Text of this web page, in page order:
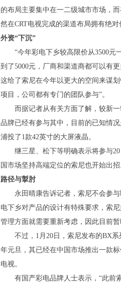
的布局主要集中在一二级城市市场，
然在CRT电视完成的渠道布局拥有绝对
外资“下沉”
“今年彩电下乡较高限价从3500元一
到了5000元，厂商和渠道商都可以有
这给了索尼在今年以更大的空间来谋
项目，公司都有专门的团队参与”。
而据记者从有关方面了解，较新一
品牌已经有参与其中，目前的已知情
浦投了1款42英寸的大屏液晶。
继三星、松下等明确表示将参与
国市场坚持高端定位的索尼也开始出招
路径与掣肘
永田晴康告诉记者，索尼不会参与
电下乡对产品的设计有特殊要求，索
管理方面就需要重新考虑，因此目前
不过，1月20日，索尼发布的BX系
年元旦，其已经在中国市场推出一款
电视。
有国产彩电品牌人士表示，“此前索